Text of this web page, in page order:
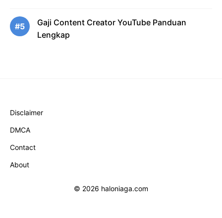
#5
Gaji Content Creator YouTube Panduan
Lengkap
Disclaimer
DMCA
Contact
About
© 2026 haloniaga.com